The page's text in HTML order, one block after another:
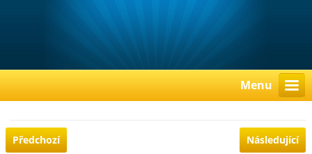
Menu
Předchozí Následující